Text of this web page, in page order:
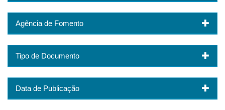
Agência de Fomento
Tipo de Documento
Data de Publicação